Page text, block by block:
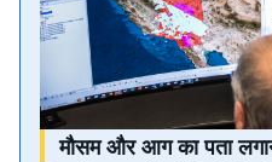
मौसम और आग का पता